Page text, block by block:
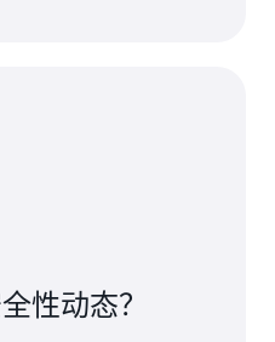
性动态？